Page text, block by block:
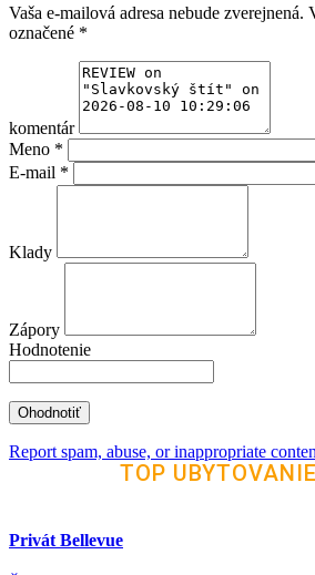
Vaša e-mailová adresa nebude zverejnená.
označené *
komentár
Meno *
E-mail *
Klady
Zápory
Hodnotenie
Report spam, abuse, or inappropriate
TOP
Privát Bellevue